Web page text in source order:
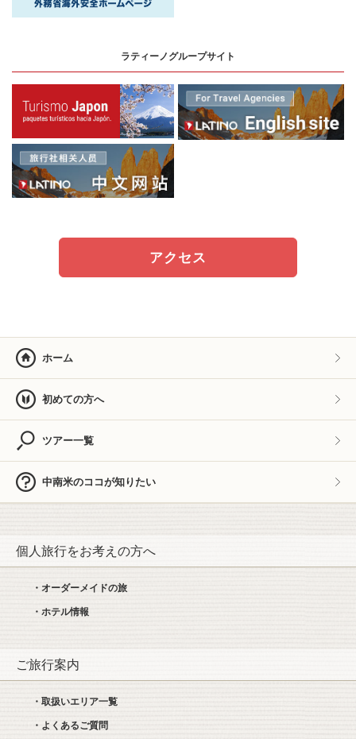
ラティーノグループサイト
アクセス
ホーム
初めての方へ
ツアー一覧
中南米のココが知りたい
個人旅行をお考えの方へ
・オーダーメイドの旅
・ホテル情報
ご旅行案内
・取扱いエリア一覧
・よくあるご質問